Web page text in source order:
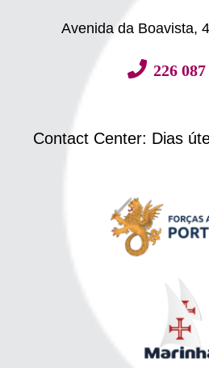
Avenida da Boavista,
226
Contact Center: Dias